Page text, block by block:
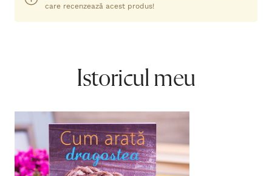
care recenzează acest produs!
Istoricul meu